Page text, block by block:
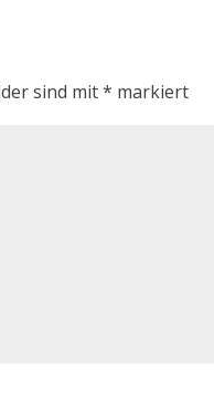
sind mit* markiert